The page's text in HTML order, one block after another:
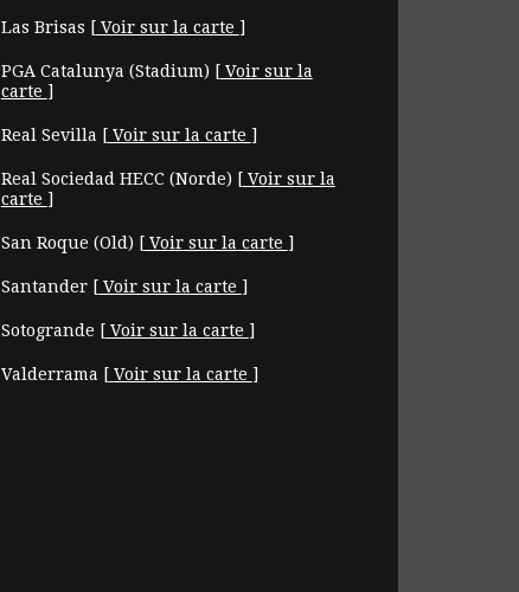
Las Brisas [Voir sur la carte ]
PGA Catalunya (Stadium) [Voir sur la
carte ]
Real Sevilla [Voir sur la carte ]
Real Sociedad HECC (Norde) [Voir sur la
carte ]
San Roque (Old) [Voir sur la carte ]
Santander [Voir sur la carte ]
Sotogrande [Voir sur la carte ]
Valderrama [Voir sur la carte ]